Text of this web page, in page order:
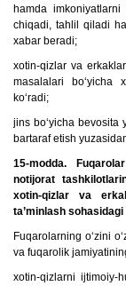
hamda imkoniyatlarni
chiqadi, tahlil qiladi
xabar beradi;
xotin-qizlar va
masalalari bo‘yicha
ko‘radi;
jins bo‘yicha bevosita
bartaraf etish
15-modda.
notijorat
xotin-qizlar va
ta’minlash
Fuqarolarning o‘zini
va fuqarolik
xotin-qizlarni ijtimoiy-